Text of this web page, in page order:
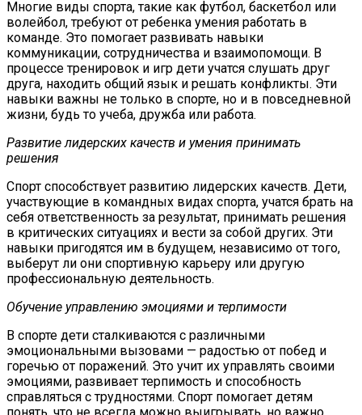
Многие виды спорта, такие как футбол, баскетбол или
волейбол, требуют от ребенка умения работать в
команде. Это помогает развивать навыки
коммуникации, сотрудничества и взаимопомощи. В
процессе тренировок и игр дети учатся слушать друг
друга, находить общий язык и решать конфликты. Эти
навыки важны не только в спорте, но и в повседневной
жизни, будь то учеба, дружба или работа.
Развитие лидерских качеств и умения принимать
решения
Спорт способствует развитию лидерских качеств. Дети,
участвующие в командных видах спорта, учатся брать на
себя ответственность за результат, принимать решения
в критических ситуациях и вести за собой других. Эти
навыки пригодятся им в будущем, независимо от того,
выберут ли они спортивную карьеру или другую
профессиональную деятельность.
Обучение управлению эмоциями и терпимости
В спорте дети сталкиваются с различными
эмоциональными вызовами — радостью от побед и
горечью от поражений. Это учит их управлять своими
эмоциями, развивает терпимость и способность
справляться с трудностями. Спорт помогает детям